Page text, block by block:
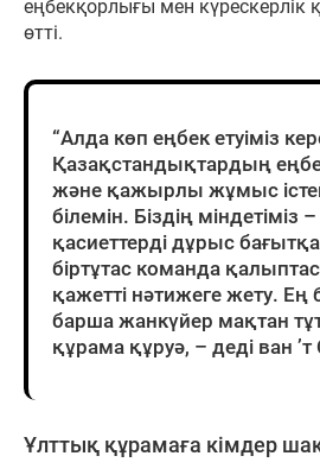
еңбекқорлығы мен күрескерлік
өтті.
“Алда көп еңбек етуіміз
Қазақстандықтардың
және қажырлы жұмыс
білемін. Біздің міндетіміз
қасиеттерді дұрыс
біртұтас команда
қажетті нәтижеге жету.
барша жанкүйер мақтан
құрама құруә, – деді ван ’т
Ұлттық құрамаға кімдер